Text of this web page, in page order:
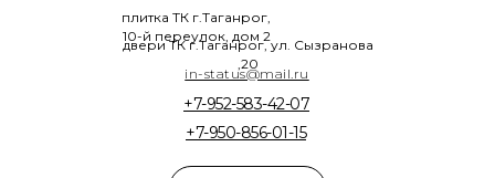
+7-950-856-01-15
+7-952-583-42-07
плитка ТК г.Таганрог,
10-й переулок, дом 2
двери ТК г.Таганрог, ул. Сызранова
,20
in-status@mail.ru